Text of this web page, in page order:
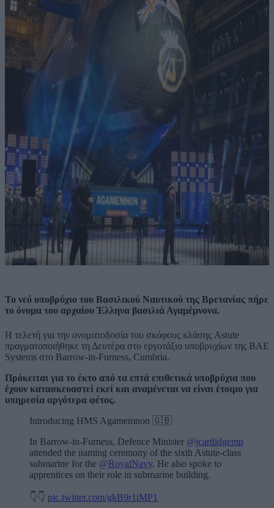
Το νεό υποβρύχιο του Βασιλικού Ναυτικού της Βρετανίας πήρε
το όνομα του αρχαίου Έλληνα βασιλιά Αγαμέμνονα.
Η τελετή για την ονοματοδοσία του σκάφους κλάσης Astute
πραγματοποιήθηκε τη Δευτέρα στο εργοτάξιο υποβρυχίων της BAE
Systems στο Barrow-in-Furness, Cumbria.
Πρόκειται για το έκτο από τα επτά επιθετικά υποβρύχια που
έχουν κατασκευαστεί εκεί και αναμένεται να είναι έτοιμο για
υπηρεσία αργότερα φέτος.
Introducing HMS Agamemnon 🇬🇧
In Barrow-in-Furness, Defence Minister @jcartlidgemp
attended the naming ceremony of the sixth Astute-class
submarine for the @RoyalNavy. He also spoke to
apprentices on their role in submarine building.
👇👇 pic.twitter.com/gkB9r1iMP1